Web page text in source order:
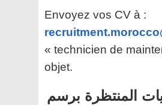
Envoyez vos CV à :
« technicien de
objet.
المنتظرة برسم